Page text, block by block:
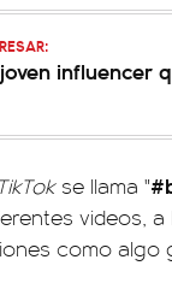
influencer
TikTokse llama "
videos,
como algo